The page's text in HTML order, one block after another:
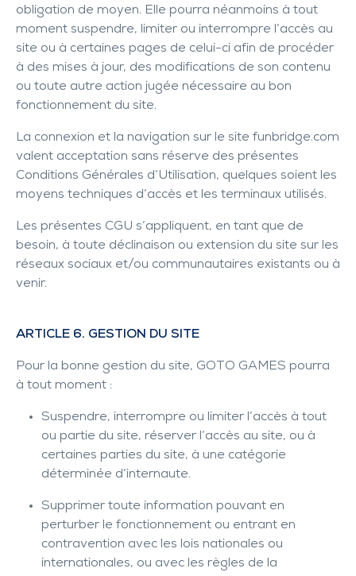
obligation de moyen. Elle pourra néanmoins à tout
moment suspendre, limiter ou interrompre l’accès au
site ou à certaines pages de celui-ci afin de procéder
à des mises à jour, des modifications de son contenu
ou toute autre action jugée nécessaire au bon
fonctionnement du site.
La connexion et la navigation sur le site funbridge.com
valent acceptation sans réserve des présentes
Conditions Générales d’Utilisation, quelques soient les
moyens techniques d’accès et les terminaux utilisés.
Les présentes CGU s’appliquent, en tant que de
besoin, à toute déclinaison ou extension du site sur les
réseaux sociaux et/ou communautaires existants ou à
venir.
ARTICLE 6. GESTION DU SITE
Pour la bonne gestion du site, GOTO GAMES pourra
à tout moment :
Suspendre, interrompre ou limiter l’accès à tout
ou partie du site, réserver l’accès au site, ou à
certaines parties du site, à une catégorie
déterminée d’internaute.
Supprimer toute information pouvant en
perturber le fonctionnement ou entrant en
contravention avec les lois nationales ou
internationales, ou avec les règles de la